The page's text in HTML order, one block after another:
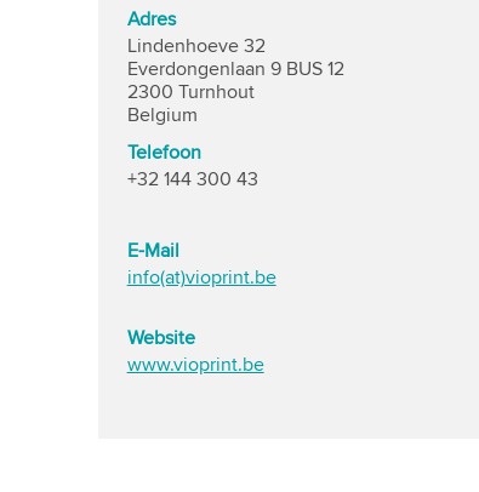
Adres
Lindenhoeve 32
Everdongenlaan 9 BUS 12
2300 Turnhout
Belgium
Telefoon
+32 144 300 43
E-Mail
info(at)vioprint.be
Website
www.vioprint.be